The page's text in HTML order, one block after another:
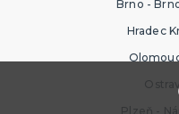
Brno -
Hradec
Plzeň -